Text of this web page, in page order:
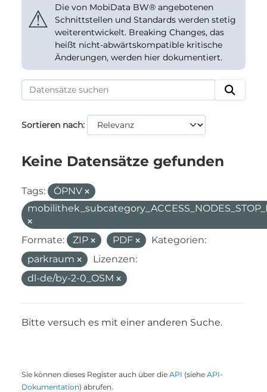
⚠
Die von MobiData BW® angebotenen
Schnittstellen und Standards werden stetig
weiterentwickelt. Breaking Changes, das
heißt nicht-abwärtskompatible kritische
Änderungen, werden hier dokumentiert.
Sortieren nach
Keine Datensätze gefunden
Tags:
ÖPNV
Formate: ZIP PDF
Kategorien:
parkraum
Lizenzen:
dl-de/by-2-0_OSM
Bitte versuch es mit einer anderen Suche.
Sie können dieses Register auch über die API (siehe API-
Dokumentation) abrufen.